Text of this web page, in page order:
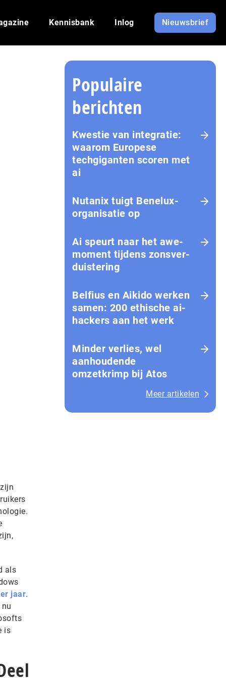
Kennisbank Inlog Nieuwsbrief
als
jaar.
is
Populaire
berichten
Kwestie van integratie:
waarom Europese
techgiganten scoren met
ai
Nutanix tuigt Benelux-
organisatie op
Ai speurt naar het awe-
moment tijdens zons­ver­
duis­te­ring
Belfius en Aikido werken
samen: 200 ethische ai-
hackers aan het werk
Minder verlies, wel
aanhoudende
omzetkrimp bij Atos
Meer artikelen